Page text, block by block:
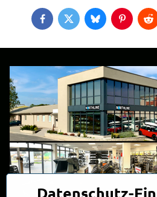
FacebookTwitterBlueskyPinterest
Datenschutz-